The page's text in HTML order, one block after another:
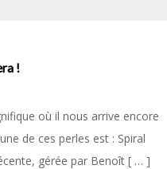
!
où il nous arrive encore
de ces perles est : Spiral
gérée par Benoît [ … ]